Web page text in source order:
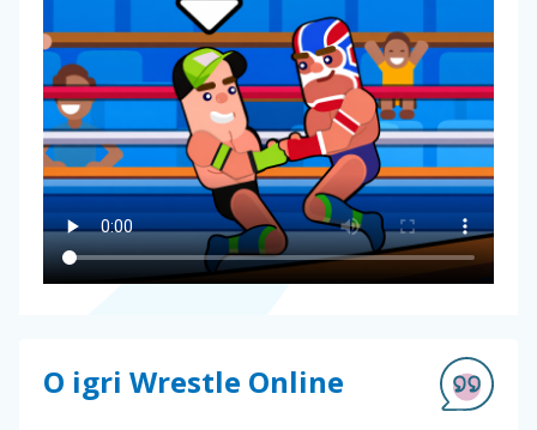
O igri Wrestle Online